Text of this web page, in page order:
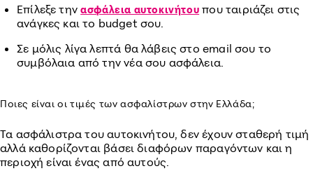
Επίλεξε τηνασφάλεια αυτοκινήτου που ταιριάζει στις
ανάγκες και το budget σου.
Σε μόλις λίγα λεπτά θα λάβεις στο email σου το
συμβόλαια από την νέα σου ασφάλεια.
Ποιες είναι οι τιμές των ασφαλίστρων στην Ελλάδα;
Τα ασφάλιστρα του αυτοκινήτου, δεν έχουν σταθερή τιμή
αλλά καθορίζονται βάσει διαφόρων παραγόντων και η
περιοχή είναι ένας από αυτούς.